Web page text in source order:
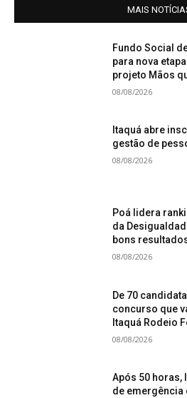
MAIS
Fundo Social
para nova
projeto Mãos
08/08/2026
Itaquá abre
gestão de
08/08/2026
Poá lidera
da
bons
08/08/2026
De 70
concurso que
Itaquá Rodeio
08/08/2026
Após 50 horas,
de emergência